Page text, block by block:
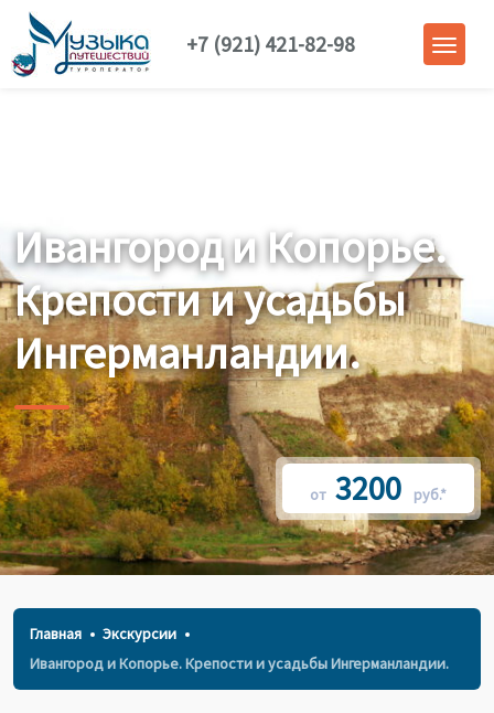
+7 (921) 421-82-98
Ивангород и Копорье.
Крепости и усадьбы
Ингерманландии.
от 3200 руб.*
Главная
Экскурсии
Ивангород и Копорье. Крепости и усадьбы Ингерманландии.